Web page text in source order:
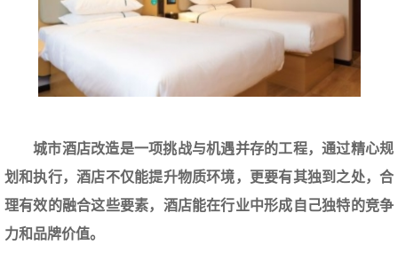
城市酒店改造是一项挑战与机遇并存的工程，通过精心规
划和执行，酒店不仅能提升物质环境，更要有其独到之处，合
理有效的融合这些要素，酒店能在行业中形成自己独特的竞争
力和品牌价值。